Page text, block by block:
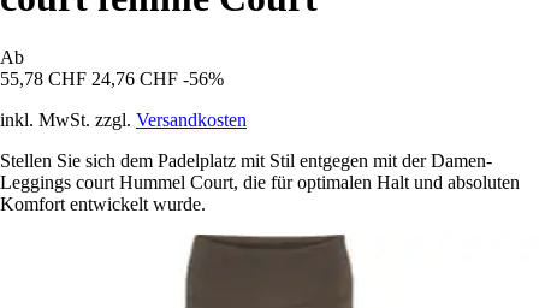
Ab
55,78 CHF 24,76 CHF -56%
inkl. MwSt. zzgl. Versandkosten
Stellen Sie sich dem Padelplatz mit Stil entgegen mit der Damen-
Leggings court Hummel Court, die für optimalen Halt und absoluten
Komfort entwickelt wurde.